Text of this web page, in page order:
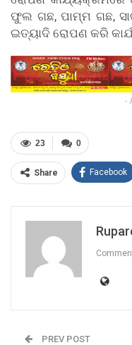
ଫୁଲ ଗଛ, ପାମ୍ମ ଗଛ,
ଇତ୍ୟାଦି ରୋପଣ କରି
-
0
23
Share Facebook
PREV POST